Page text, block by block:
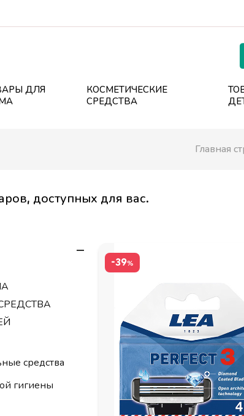
ДЛЯ
КОСМЕТИЧЕСКИЕ
СРЕДСТВА
Главная
доступных для вас.
средства
гигиены
-39%